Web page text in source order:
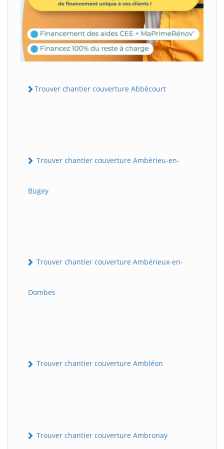
Trouver chantier couverture Abbécourt
Trouver chantier couverture Ambérieu-en-
Bugey
Trouver chantier couverture Ambérieux-en-
Dombes
Trouver chantier couverture Ambléon
Trouver chantier couverture Ambronay